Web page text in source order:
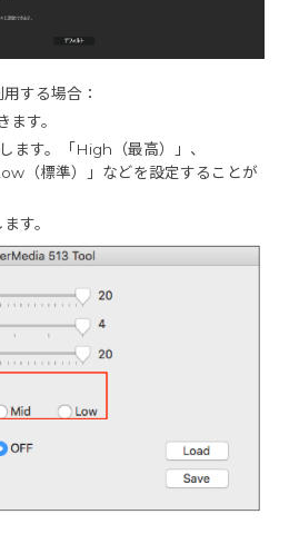
する場合：
ます。
ます。「High（最高）」、
（標準）」などを設定することが
す。